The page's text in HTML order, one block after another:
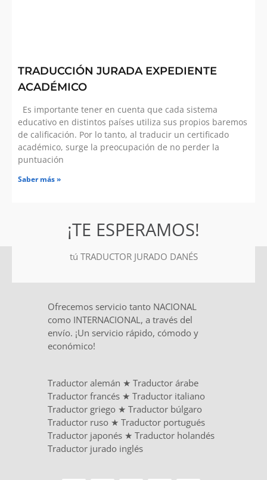
TRADUCCIÓN JURADA EXPEDIENTE
ACADÉMICO
Es importante tener en cuenta que cada sistema
educativo en distintos países utiliza sus propios baremos
de calificación. Por lo tanto, al traducir un certificado
académico, surge la preocupación de no perder la
puntuación
Saber más »
¡TE ESPERAMOS!
tú TRADUCTOR JURADO DANÉS
Ofrecemos servicio tanto NACIONAL
como INTERNACIONAL, a través del
envío. ¡Un servicio rápido, cómodo y
económico!
Traductor alemán ★ Traductor árabe
Traductor francés ★ Traductor italiano
Traductor griego ★ Traductor búlgaro
Traductor ruso ★ Traductor portugués
Traductor japonés ★ Traductor holandés
Traductor jurado inglés